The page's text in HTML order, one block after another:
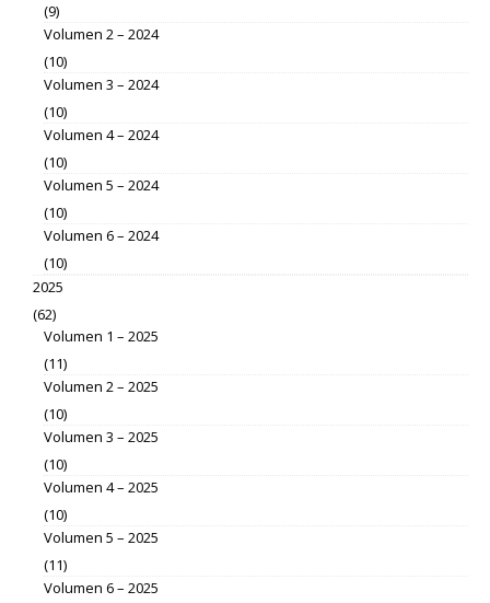
(9)
Volumen 2 – 2024
(10)
Volumen 3 – 2024
(10)
Volumen 4 – 2024
(10)
Volumen 5 – 2024
(10)
Volumen 6 – 2024
(10)
2025
(62)
Volumen 1 – 2025
(11)
Volumen 2 – 2025
(10)
Volumen 3 – 2025
(10)
Volumen 4 – 2025
(10)
Volumen 5 – 2025
(11)
Volumen 6 – 2025